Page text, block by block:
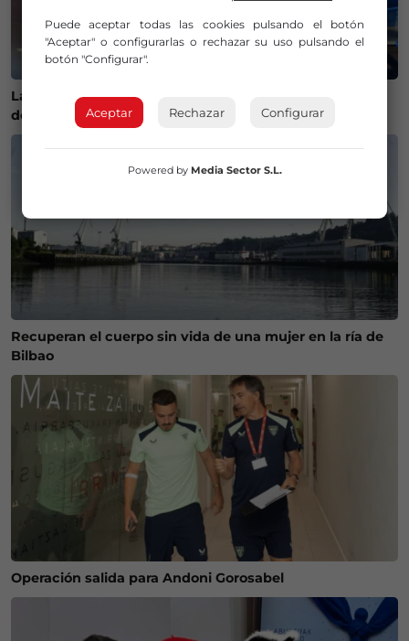
La Policía Municipal de Bilbao intensifica los controles
de alcohol y drogas para evitar accidentes
Recuperan el cuerpo sin vida de una mujer en la ría de
Bilbao
Operación salida para Andoni Gorosabel
Puede aceptar todas las cookies pulsando el botón
"Aceptar" o configurarlas o rechazar su uso pulsando el
botón "Configurar".
Aceptar Rechazar Configurar
Powered by Media Sector S.L.